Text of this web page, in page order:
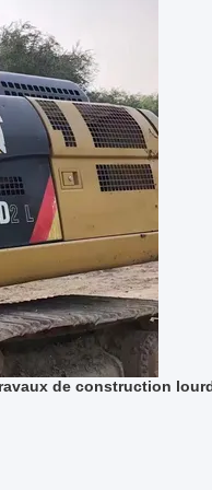
de construction